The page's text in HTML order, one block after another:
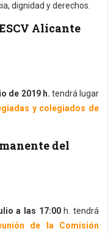
dignidad y derechos.
Alicante
de 2019 h. tendrá lugar
y colegiados de
del
a las 17:00 h. tendrá
de la Comisión